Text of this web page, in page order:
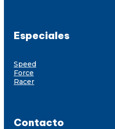
Especiales
Speed
Force
Racer
Contacto